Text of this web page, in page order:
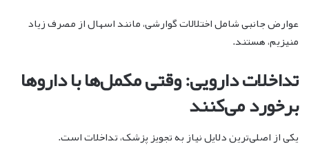
عوارض جانبی شامل اختلالات گوارشی، مانند اسهال از مصرف زیاد
منیزیم، هستند.
تداخلات دارویی: وقتی مکمل‌ها با داروها
برخورد می‌کنند
یکی از اصلی‌ترین دلایل نیاز به تجویز پزشک، تداخلات است.